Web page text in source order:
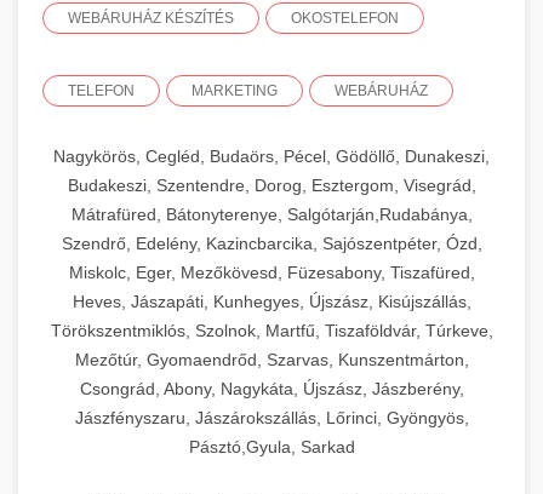
WEBÁRUHÁZ KÉSZÍTÉS OKOSTELEFON
TELEFON MARKETING WEBÁRUHÁZ
Nagykörös, Cegléd, Budaörs, Pécel, Gödöllő, Dunakeszi,
Budakeszi, Szentendre, Dorog, Esztergom, Visegrád,
Mátrafüred, Bátonyterenye, Salgótarján,Rudabánya,
Szendrő, Edelény, Kazincbarcika, Sajószentpéter, Ózd,
Miskolc, Eger, Mezőkövesd, Füzesabony, Tiszafüred,
Heves, Jászapáti, Kunhegyes, Újszász, Kisújszállás,
Törökszentmiklós, Szolnok, Martfű, Tiszaföldvár, Túrkeve,
Mezőtúr, Gyomaendrőd, Szarvas, Kunszentmárton,
Csongrád, Abony, Nagykáta, Újszász, Jászberény,
Jászfényszaru, Jászárokszállás, Lőrinci, Gyöngyös,
Pásztó,Gyula, Sarkad